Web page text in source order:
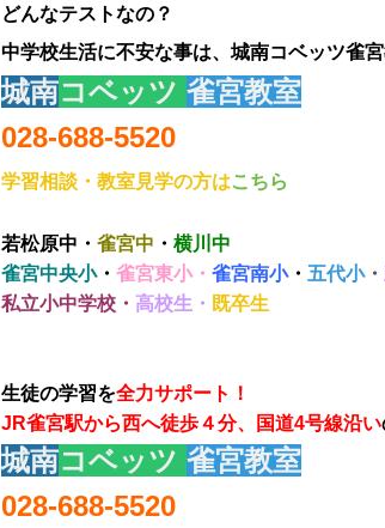
どんなテストなの？
中学校生活に不安な事は、城南コベッツ雀
城南コベッツ 雀宮教室
028-688-5520
学習相談・教室見学の方はこちら
若松原中 ・ 雀宮中 ・ 横川中
雀宮中央小・ 雀宮東小・ 雀宮南小・ 五代小・
私立小中学校・ 高校生・ 既卒生
生徒の学習を全力サポート！
JR雀宮駅から西へ徒歩４分、国道4号線沿い
城南コベッツ 雀宮教室
028-688-5520